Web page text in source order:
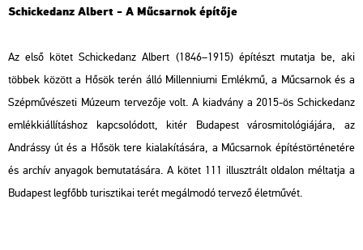
Schickedanz Albert - A Műcsarnok építője
Az első kötet Schickedanz Albert (1846–1915) építészt mutatja be, aki
többek között a Hősök terén álló Millenniumi Emlékmű, a Műcsarnok és a
Szépművészeti Múzeum tervezője volt. A kiadvány a 2015-ös Schickedanz
emlékkiállításhoz kapcsolódott, kitér Budapest városmitológiájára, az
Andrássy út és a Hősök tere kialakítására, a Műcsarnok építéstörténetére
és archív anyagok bemutatására. A kötet 111 illusztrált oldalon méltatja a
Budapest legfőbb turisztikai terét megálmodó tervező életművét.